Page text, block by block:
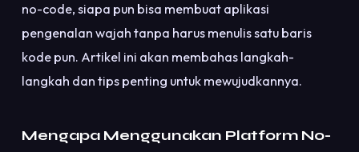
no-code, siapa pun bisa membuat aplikasi
pengenalan wajah tanpa harus menulis satu baris
kode pun. Artikel ini akan membahas langkah-
langkah dan tips penting untuk mewujudkannya.
Mengapa Menggunakan Platform No-